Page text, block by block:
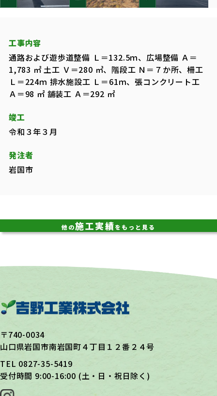
工事内容
通路および遊歩道整備 Ｌ＝132.5ｍ、広場整備 Ａ＝
1,783 ㎡ 土工 Ｖ＝280 ㎥、階段工 Ｎ＝７か所、柵工
Ｌ＝224ｍ 排水施設工 Ｌ＝61ｍ、張コンクリート工
Ａ＝98 ㎡ 舗装工 Ａ＝292 ㎡
竣工
令和３年３月
発注者
岩国市
他の施工実績をもっと見る
〒740-0034
山口県岩国市南岩国町４丁目１２番２４号
TEL 0827-35-5419
受付時間 9:00-16:00 (土・日・祝日除く)